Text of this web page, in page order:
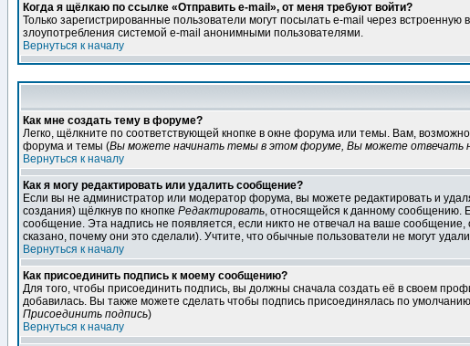
Когда я щёлкаю по ссылке «Отправить e-mail», от меня требуют войти?
Только зарегистрированные пользователи могут посылать e-mail через
злоупотребления системой e-mail анонимными пользователями.
Вернуться к началу
Как мне создать тему в форуме?
Легко, щёлкните по соответствующей кнопке в окне форума или темы. Вам,
форума и темы (Вы можете начинать темы в этом форуме, Вы можете отвечать
Вернуться к началу
Как я могу редактировать или удалить сообщение?
Если вы не администратор или модератор форума, вы можете редактировать и
создания) щёлкнув по кнопке Редактировать, относящейся к данному сообщению.
сообщение. Эта надпись не появляется, если никто не отвечал на ваше
сказано, почему они это сделали). Учтите, что обычные пользователи не могут
Вернуться к началу
Как присоединить подпись к моему сообщению?
Для того, чтобы присоединить подпись, вы должны сначала создать её в своем
добавилась. Вы также можете сделать чтобы подпись присоединялась по
Присоединить подпись)
Вернуться к началу